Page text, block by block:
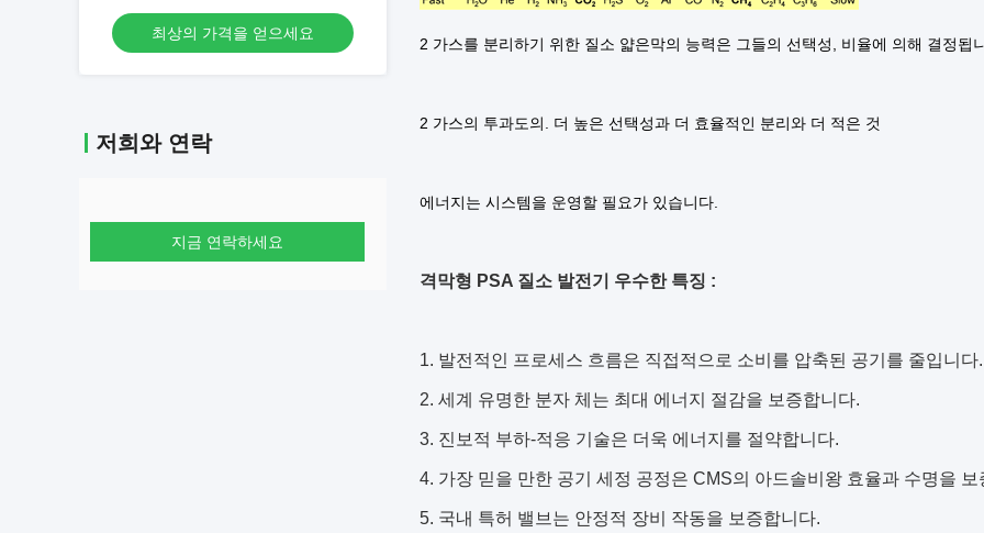
최상의 가격을 얻으세요
저희와 연락
지금 연락하세요
2 가스를 분리하기 위한 질소 얇은막의 능력은 그들의 선택성, 비율에 의해 결정됩
2 가스의 투과도의. 더 높은 선택성과 더 효율적인 분리와 더 적은 것
에너지는 시스템을 운영할 필요가 있습니다.
격막형 PSA 질소 발전기 우수한 특징 :
1. 발전적인 프로세스 흐름은 직접적으로 소비를 압축된 공기를 줄입니다.
2. 세계 유명한 분자 체는 최대 에너지 절감을 보증합니다.
3. 진보적 부하-적응 기술은 더욱 에너지를 절약합니다.
4. 가장 믿을 만한 공기 세정 공정은 CMS의 아드솔비왕 효율과 수명을 보
5. 국내 특허 밸브는 안정적 장비 작동을 보증합니다.